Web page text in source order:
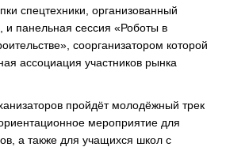
спецтехники, организованный
и панельная сессия «Роботы в
соорганизатором которой
ассоциация участников рынка
пройдёт молодёжный трек
мероприятие для
а также для учащихся школ с